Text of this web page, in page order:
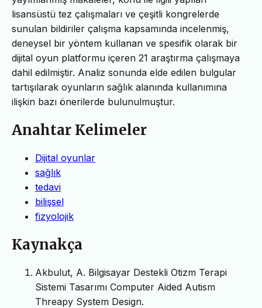
lisansüstü tez çalışmaları ve çeşitli kongrelerde
sunulan bildiriler çalışma kapsamında incelenmiş,
deneysel bir yöntem kullanan ve spesifik olarak bir
dijital oyun platformu içeren 21 araştırma çalışmaya
dahil edilmiştir. Analiz sonunda elde edilen bulgular
tartışılarak oyunların sağlık alanında kullanımına
ilişkin bazı önerilerde bulunulmuştur.
Anahtar Kelimeler
Dijital oyunlar
sağlık
tedavi
bilişsel
fizyolojik
Kaynakça
Akbulut, A. Bilgisayar Destekli Otizm Terapi
Sistemi Tasarımı Computer Aided Autism
Threapy System Design.